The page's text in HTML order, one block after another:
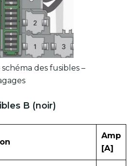
des fusibles –
B (noir)
Amp
[A]